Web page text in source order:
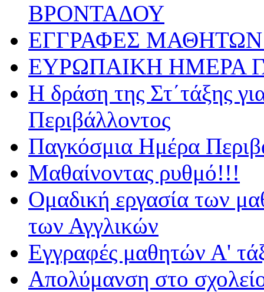
ΒΡΟΝΤΑΔΟΥ
ΕΓΓΡΑΦΕΣ ΜΑΘΗΤΩΝ
ΕΥΡΩΠΑΙΚΗ ΗΜΕΡΑ
Η δράση της Στ΄τάξης
Περιβάλλοντος
Παγκόσμια Ημέρα
Μαθαίνοντας ρυθμό!!!
Ομαδική εργασία των
των Αγγλικών
Εγγραφές μαθητών Α'
Απολύμανση στο